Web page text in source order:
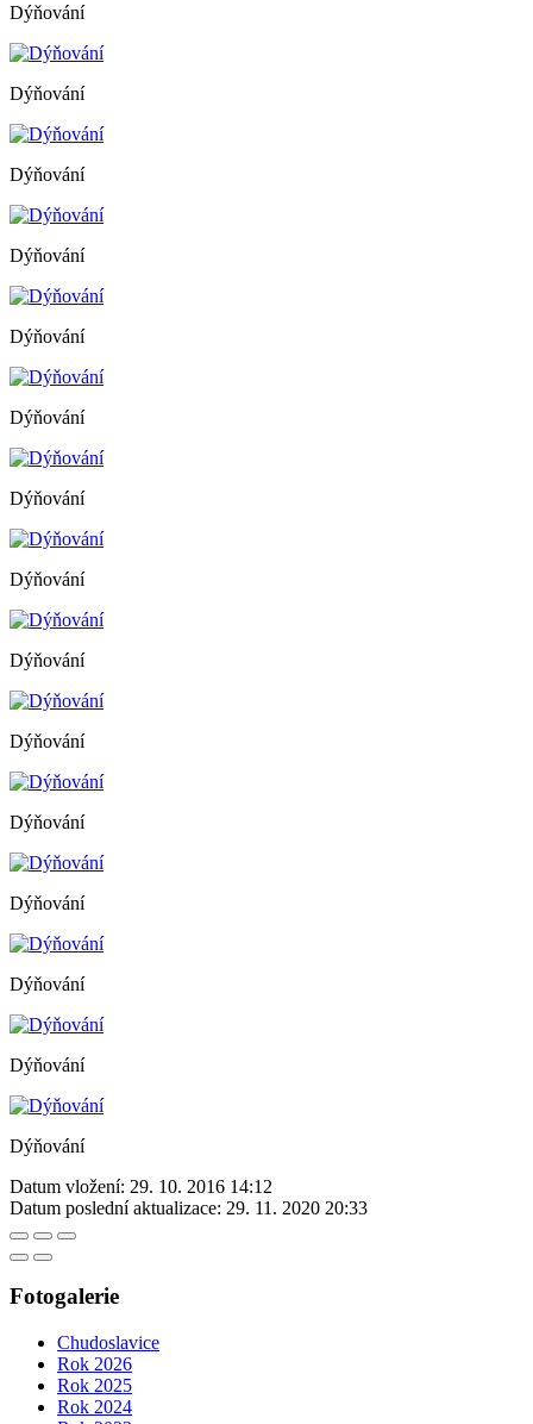
Dýňování
Dýňování
Dýňování
Dýňování
Dýňování
Dýňování
Dýňování
Dýňování
Dýňování
Dýňování
Dýňování
Dýňování
Dýňování
Dýňování
Dýňování
Datum vložení: 29. 10. 2016 14:12
Datum poslední aktualizace: 29. 11. 2020 20:33
Fotogalerie
Chudoslavice
Rok 2026
Rok 2025
Rok 2024